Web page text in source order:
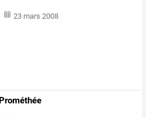
23 mars 2008
Prométhée